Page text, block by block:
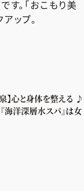
す。「おこもり美
ップ。
】心と身体を整える ♪
海洋深層水スパ』は女